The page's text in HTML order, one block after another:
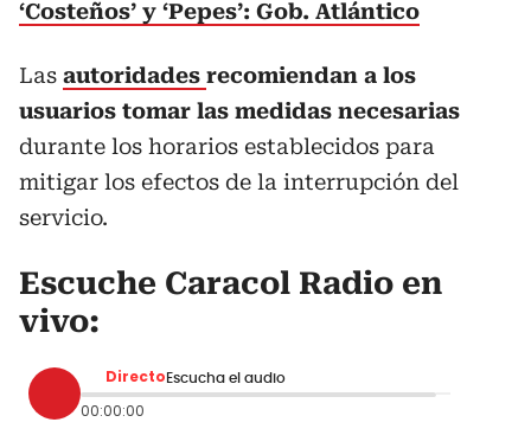
‘Costeños’ y ‘Pepes’: Gob. Atlántico
Las autoridades recomiendan a los
usuarios tomar las medidas necesarias
durante los horarios establecidos para
mitigar los efectos de la interrupción del
servicio.
Escuche Caracol Radio en
vivo:
Directo Escucha el audio
00:00:00